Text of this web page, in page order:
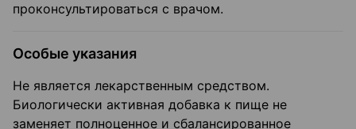
проконсультироваться с врачом.
Особые указания
Не является лекарственным средством.
Биологически активная добавка к пище не
заменяет полноценное и сбалансированное